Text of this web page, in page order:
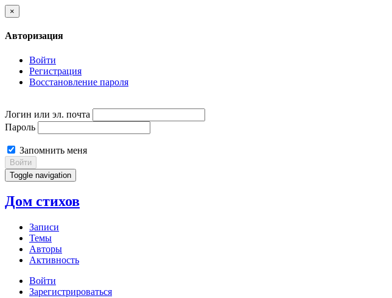
×
Авторизация
Войти
Регистрация
Восстановление пароля
Логин или эл. почта
Пароль
Запомнить меня
Войти
Toggle navigation
Дом стихов
Записи
Темы
Авторы
Активность
Войти
Зарегистрироваться